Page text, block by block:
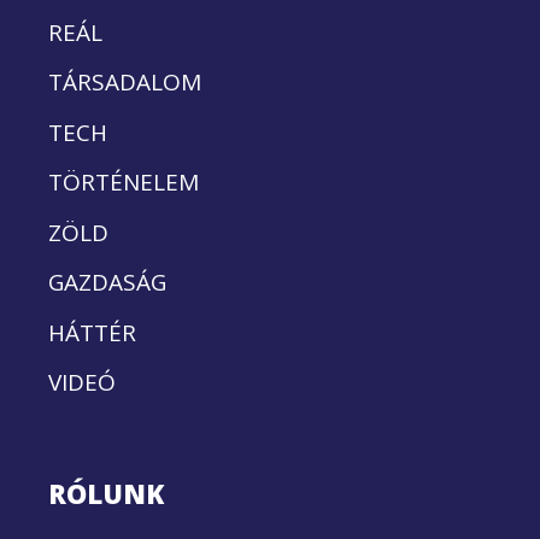
REÁL
TÁRSADALOM
TECH
TÖRTÉNELEM
ZÖLD
GAZDASÁG
HÁTTÉR
VIDEÓ
RÓLUNK